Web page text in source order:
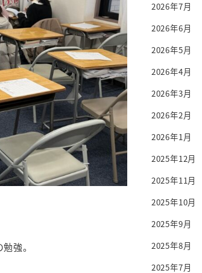
強。
2026年7月
2026年6月
2026年5月
2026年4月
2026年3月
2026年2月
2026年1月
2025年12月
2025年11月
2025年10月
2025年9月
2025年8月
2025年7月